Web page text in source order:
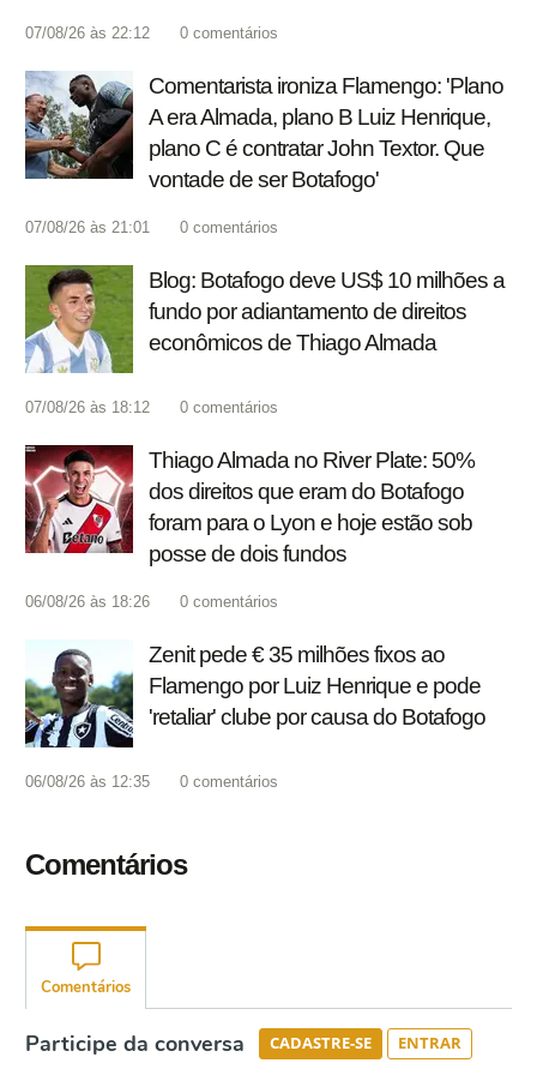
07/08/26 às 22:12 0 comentários
Comentarista ironiza Flamengo: 'Plano
A era Almada, plano B Luiz Henrique,
plano C é contratar John Textor. Que
vontade de ser Botafogo'
07/08/26 às 21:01 0 comentários
Blog: Botafogo deve US$ 10 milhões a
fundo por adiantamento de direitos
econômicos de Thiago Almada
07/08/26 às 18:12 0 comentários
Thiago Almada no River Plate: 50%
dos direitos que eram do Botafogo
foram para o Lyon e hoje estão sob
posse de dois fundos
06/08/26 às 18:26 0 comentários
Zenit pede € 35 milhões fixos ao
Flamengo por Luiz Henrique e pode
'retaliar' clube por causa do Botafogo
06/08/26 às 12:35 0 comentários
Comentários